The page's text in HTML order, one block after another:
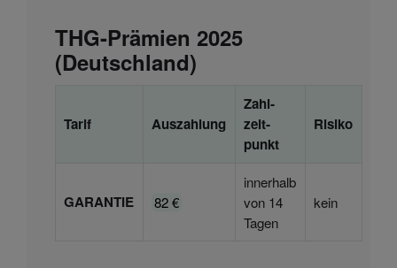
THG-Prämien 2025
(Deutschland)
Tarif Auszahlung
Zahl­
zeit­
punkt
Risiko
GARANTIE 82 €
innerhalb
von 14
Tagen
kein